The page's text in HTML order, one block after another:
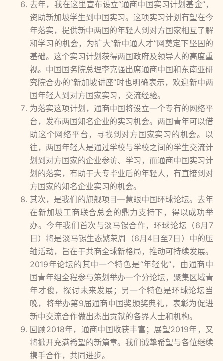
去年，我在这里宣布设立“通商中国实习计划基金”，
资助新加坡学生到中国实习。这项实习计划有望在今
年落实，提供新中两国的年轻人到对方国家相互了解
和学习的机会，为扩大“新中通人才”网奠定下坚固的
基础。这个实习计划获得两国政府及领导人的高度重
视。中国国务院总理李克强出席通商中国和东南亚研
究院合办的“新加坡讲座”时也明确表示，欢迎新中两
国年轻人到对方国家实习，交流经验。
为落实这项计划，通商中国将设立一个专有的网络平
台，发布两国知名企业的实习机会。两国青年可以借
助这个网络平台，寻找到对方国家实习的机会。以
往，两国年轻人是通过学校与学校之间的学生交流计
划到对方国家的企业参访、学习，而通商中国实习计
划的落实，有助于大专毕业后的年轻人，有直接到对
方国家的知名企业实习的机会。
其次，是我们的旗舰项目—慧眼中国环球论坛。去年
在新加坡工商联合总会的鼎力支持下，得以成功举
办。今年我们首次与淡马锡合作，环球论坛（6月7
日）将是淡马锡生态繁荣周（6月4日至7日）中的压
轴活动，旨在于共商全球新格局，推动可持续发展。
2019年论坛的其中一个特色是“年轻化”，由通商中
国青年组全程参与策划举办一个分论坛，聚集区域青
年才俊，探讨未来发展；另一个特色是环球论坛当
晚，将举办第9届通商中国奖颁奖典礼，表彰为促进
新中交流合作做出杰出贡献的各界人士和机构。
回顾2018年，通商中国收获丰富；展望2019年，又
将掀开充满希望的新篇章。我们诚挚希望与各位继续
携手合作，共同进步。